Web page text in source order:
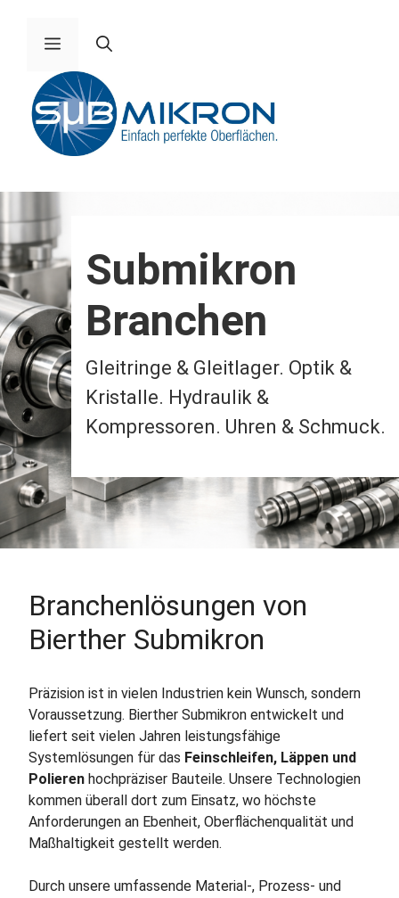
springen Menü
Submikron
Branchen
Gleitringe & Gleitlager. Optik &
Kristalle. Hydraulik &
Kompressoren. Uhren & Schmuck.
Branchenlösungen von
Bierther Submikron
Präzision ist in vielen Industrien kein Wunsch, sondern
Voraussetzung. Bierther Submikron entwickelt und
liefert seit vielen Jahren leistungsfähige
Systemlösungen für das Feinschleifen, Läppen und
Polieren hochpräziser Bauteile. Unsere Technologien
kommen überall dort zum Einsatz, wo höchste
Anforderungen an Ebenheit, Oberflächenqualität und
Maßhaltigkeit gestellt werden.
Durch unsere umfassende Material‑, Prozess‑ und